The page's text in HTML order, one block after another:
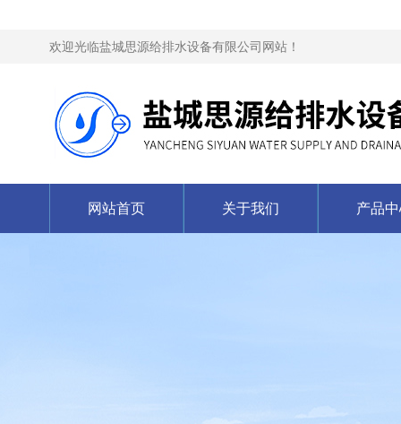
欢迎光临盐城思源给排水设备有限公司网站！
网站首页 关于我们 产品